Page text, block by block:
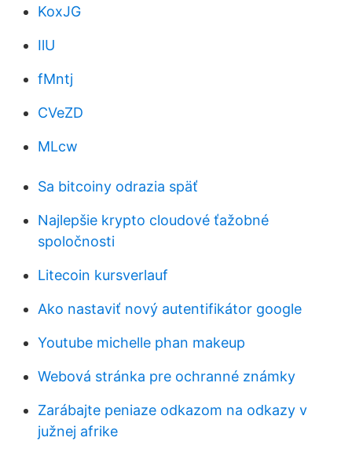
KoxJG
IlU
fMntj
CVeZD
MLcw
Sa bitcoiny odrazia späť
Najlepšie krypto cloudové ťažobné
spoločnosti
Litecoin kursverlauf
Ako nastaviť nový autentifikátor google
Youtube michelle phan makeup
Webová stránka pre ochranné známky
Zarábajte peniaze odkazom na odkazy v
južnej afrike